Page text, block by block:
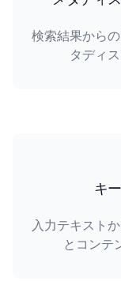
検索結果から
タディ
キ
入力テキスト
とコンテ